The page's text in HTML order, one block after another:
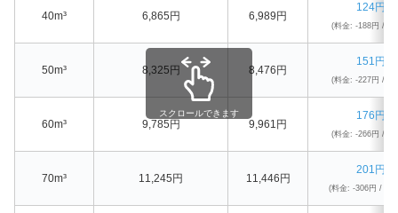
40m³ 6,865円 6,989円
124円
(料金: -188円 /
50m³ 8,325円 8,476円
151円
(料金: -227円 /
60m³ 9,785円 9,961円
176円
(料金: -266円 /
70m³ 11,245円 11,446円
201円
(料金: -306円 / Pt:
スクロールできます